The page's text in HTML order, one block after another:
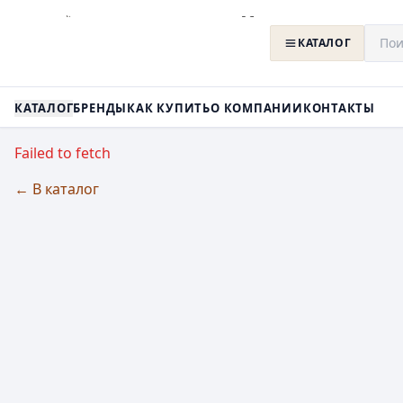
КАТАЛОГ
КАТАЛОГБРЕНДЫКАК КУПИТЬО КОМПАНИИКОНТАКТЫ
Failed to fetch
← В каталог